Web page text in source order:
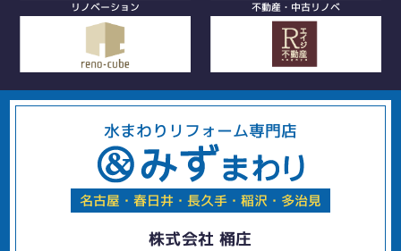
リノベーション 不動産・中古リノベ
水まわりリフォーム専門店
名古屋・春日井・長久手・稲沢・多治見
株式会社 桶庄